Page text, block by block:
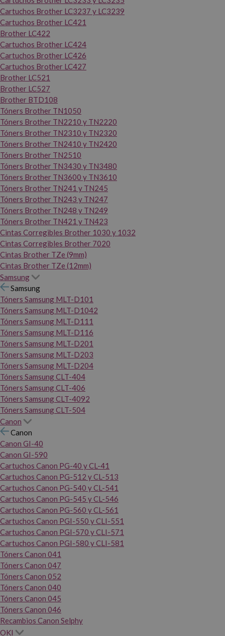
Cartuchos Brother LC3237 y LC3239
Cartuchos Brother LC421
Brother LC422
Cartuchos Brother LC424
Cartuchos Brother LC426
Cartuchos Brother LC427
Brother LC521
Brother LC527
Brother BTD108
Tóners Brother TN1050
Tóners Brother TN2210 y TN2220
Tóners Brother TN2310 y TN2320
Tóners Brother TN2410 y TN2420
Tóners Brother TN2510
Tóners Brother TN3430 y TN3480
Tóners Brother TN3600 y TN3610
Tóners Brother TN241 y TN245
Tóners Brother TN243 y TN247
Tóners Brother TN248 y TN249
Tóners Brother TN421 y TN423
Cintas Corregibles Brother 1030 y 1032
Cintas Corregibles Brother 7020
Cintas Brother TZe (9mm)
Cintas Brother TZe (12mm)
Samsung
Samsung
Tóners Samsung MLT-D101
Tóners Samsung MLT-D1042
Tóners Samsung MLT-D111
Tóners Samsung MLT-D116
Tóners Samsung MLT-D201
Tóners Samsung MLT-D203
Tóners Samsung MLT-D204
Tóners Samsung CLT-404
Tóners Samsung CLT-406
Tóners Samsung CLT-4092
Tóners Samsung CLT-504
Canon
Canon
Canon GI-40
Canon GI-590
Cartuchos Canon PG-40 y CL-41
Cartuchos Canon PG-512 y CL-513
Cartuchos Canon PG-540 y CL-541
Cartuchos Canon PG-545 y CL-546
Cartuchos Canon PG-560 y CL-561
Cartuchos Canon PGI-550 y CLI-551
Cartuchos Canon PGI-570 y CLI-571
Cartuchos Canon PGI-580 y CLI-581
Tóners Canon 041
Tóners Canon 047
Tóners Canon 052
Tóners Canon 040
Tóners Canon 045
Tóners Canon 046
Recambios Canon Selphy
OKI